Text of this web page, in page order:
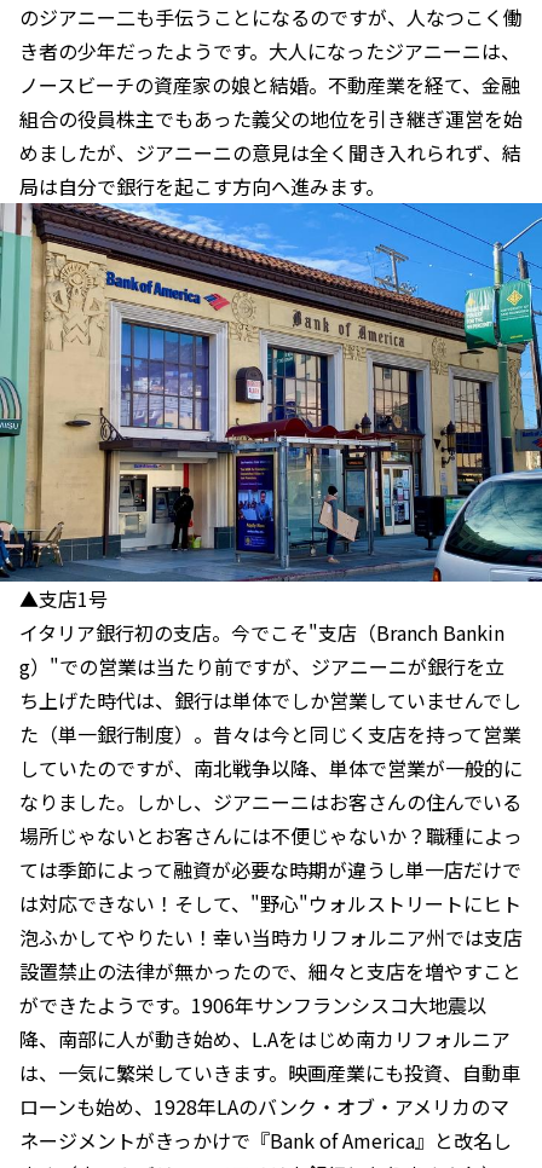
のジアニー二も手伝うことになるのですが、人なつこく働
き者の少年だったようです。大人になったジアニーニは、
ノースビーチの資産家の娘と結婚。不動産業を経て、金融
組合の役員株主でもあった義父の地位を引き継ぎ運営を始
めましたが、ジアニーニの意見は全く聞き入れられず、結
局は自分で銀行を起こす方向へ進みます。
▲支店1号
イタリア銀行初の支店。今でこそ"支店（Branch Bankin
g）"での営業は当たり前ですが、ジアニーニが銀行を立
ち上げた時代は、銀行は単体でしか営業していませんでし
た（単一銀行制度）。昔々は今と同じく支店を持って営業
していたのですが、南北戦争以降、単体で営業が一般的に
なりました。しかし、ジアニーニはお客さんの住んでいる
場所じゃないとお客さんには不便じゃないか？職種によっ
ては季節によって融資が必要な時期が違うし単一店だけで
は対応できない！そして、"野心"ウォルストリートにヒト
泡ふかしてやりたい！幸い当時カリフォルニア州では支店
設置禁止の法律が無かったので、細々と支店を増やすこと
ができたようです。1906年サンフランシスコ大地震以
降、南部に人が動き始め、L.Aをはじめ南カリフォルニア
は、一気に繁栄していきます。映画産業にも投資、自動車
ローンも始め、1928年LAのバンク・オブ・アメリカのマ
ネージメントがきっかけで『Bank of America』と改名し